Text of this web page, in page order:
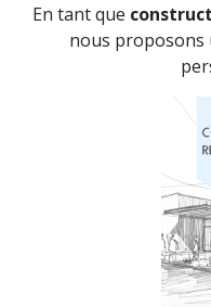
En tant que
nous proposons